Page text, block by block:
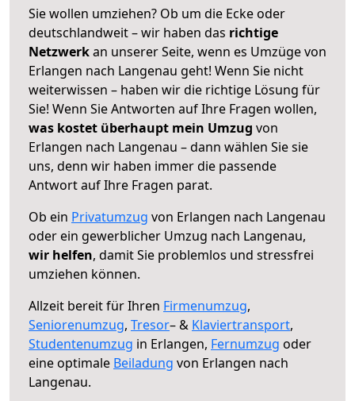
Sie wollen umziehen? Ob um die Ecke oder
deutschlandweit – wir haben das richtige
Netzwerkan unserer Seite, wenn es Umzüge von
Erlangen nach Langenau geht! Wenn Sie nicht
weiterwissen – haben wir die richtige Lösung für
Sie! Wenn Sie Antworten auf Ihre Fragen wollen,
was kostet überhaupt mein Umzug von
Erlangen nach Langenau – dann wählen Sie sie
uns, denn wir haben immer die passende
Antwort auf Ihre Fragen parat.
Ob ein Privatumzug von Erlangen nach Langenau
oder ein gewerblicher Umzug nach Langenau,
wir helfen, damit Sie problemlos und stressfrei
umziehen können.
Allzeit bereit für Ihren Firmenumzug,
Seniorenumzug, Tresor– & Klaviertransport,
Studentenumzug in Erlangen, Fernumzug oder
eine optimale Beiladung von Erlangen nach
Langenau.